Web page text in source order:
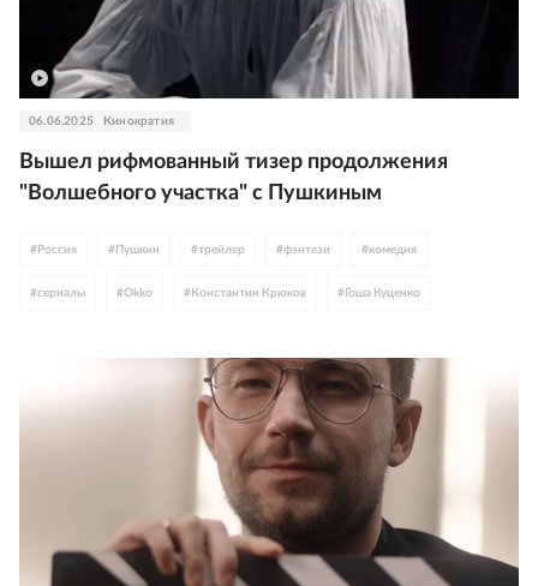
06.06.2025 Кинократия
Вышел рифмованный тизер продолжения
"Волшебного участка" с Пушкиным
# Россия # Пушкин #трейлер #фэнтези #комедия
#сериалы #Okko # Константин Крюков # Гоша Куценко
Анна Уколова # Валентина Мазунина
Антон Лапенко